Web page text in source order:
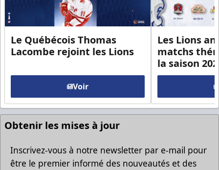
Le Québécois Thomas
Lacombe rejoint les Lions
Voir
Les Lions
matchs
la saison
Obtenir les mises à jour
Inscrivez-vous à notre newsletter par e-mail pour
être le premier informé des nouveautés et des